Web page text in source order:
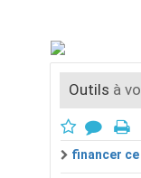
Outils à
financer ce